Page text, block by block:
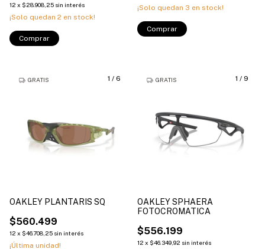
12 x $28.908,25 sin interés
¡Solo quedan 2 en stock!
Comprar
¡Solo quedan 3 en stock!
Comprar
1 / 6
GRATIS
OAKLEY PLANTARIS SQ
$560.499
12 x $46.708,25 sin interés
¡Última unidad!
1 / 9
GRATIS
OAKLEY SPHAERA
FOTOCROMATICA
$556.199
12 x $46.349,92 sin interés